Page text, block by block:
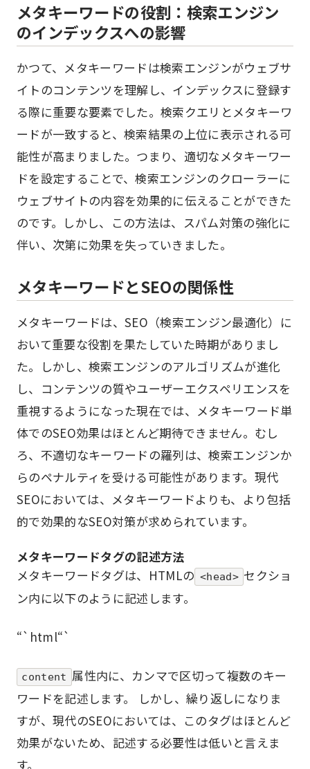
メタキーワードの役割：検索エンジン
のインデックスへの影響
かつて、メタキーワードは検索エンジンがウェブサ
イトのコンテンツを理解し、インデックスに登録す
る際に重要な要素でした。検索クエリとメタキーワ
ードが一致すると、検索結果の上位に表示される可
能性が高まりました。つまり、適切なメタキーワー
ドを設定することで、検索エンジンのクローラーに
ウェブサイトの内容を効果的に伝えることができた
のです。しかし、この方法は、スパム対策の強化に
伴い、次第に効果を失っていきました。
メタキーワードとSEOの関係性
メタキーワードは、SEO（検索エンジン最適化）に
おいて重要な役割を果たしていた時期がありまし
た。しかし、検索エンジンのアルゴリズムが進化
し、コンテンツの質やユーザーエクスペリエンスを
重視するようになった現在では、メタキーワード単
体でのSEO効果はほとんど期待できません。むし
ろ、不適切なキーワードの羅列は、検索エンジンか
らのペナルティを受ける可能性があります。現代
SEOにおいては、メタキーワードよりも、より包括
的で効果的なSEO対策が求められています。
メタキーワードタグの記述方法
メタキーワードタグは、HTMLの <head> セクショ
ン内に以下のように記述します。
“`html“`
content 属性内に、カンマで区切って複数のキー
ワードを記述します。 しかし、繰り返しになりま
すが、現代のSEOにおいては、このタグはほとんど
効果がないため、記述する必要性は低いと言えま
す。